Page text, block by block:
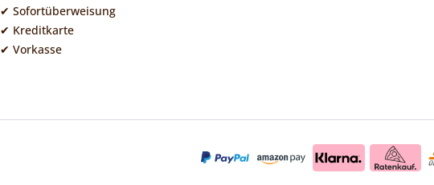
✔ Sofortüberweisung
✔ Kreditkarte
✔ Vorkasse